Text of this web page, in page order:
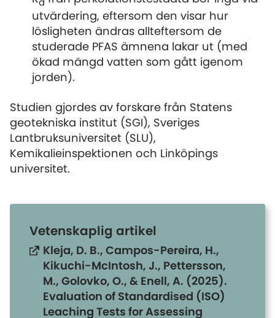
d
utvärdering, eftersom den visar hur
lösligheten ändras allteftersom de
studerade PFAS ämnena lakar ut (med
ökad mängd vatten som gått igenom
jorden).
Studien gjordes av forskare från Statens
geotekniska institut (SGI), Sveriges
Lantbruksuniversitet (SLU),
Kemikalieinspektionen och Linköpings
universitet.
Vetenskaplig artikel
Kleja, D. B., Campos-Pereira, H.,
Kikuchi-McIntosh, J., Pettersson,
M., Golovko, O., & Enell, A. (2025).
Evaluation of Standardised (ISO)
Leaching Tests for Assessing